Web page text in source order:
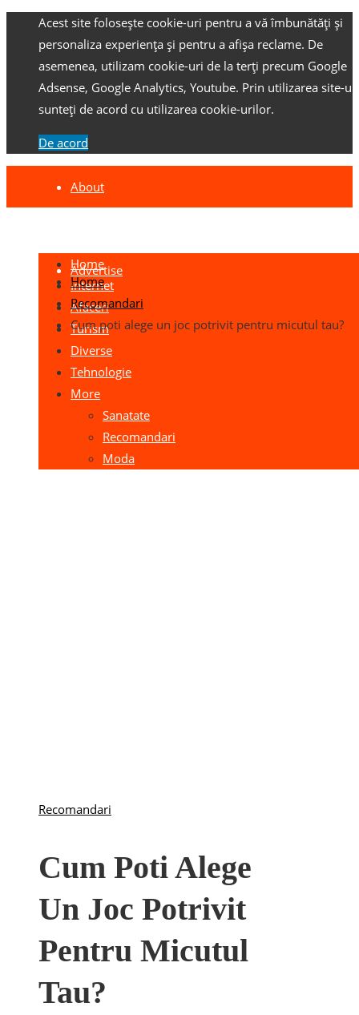
Acest site folosește cookie-uri pentru a vă îmbunătăți și
personaliza experiența și pentru a afișa reclame. De
asemenea, utilizam cookie-uri de la terți precum Google
Adsense, Google Analytics, Youtube. Prin utilizarea site-
sunteți de acord cu utilizarea cookie-urilor.
De acord
About
Advertise
Home
Internet
Afaceri
Turism
Diverse
Tehnologie
More
Sanatate
Recomandari
Moda
Home
Recomandari
Cum poti alege un joc potrivit pentru micutul tau?
Recomandari
Cum Poti Alege
Un Joc Potrivit
Pentru Micutul
Tau?